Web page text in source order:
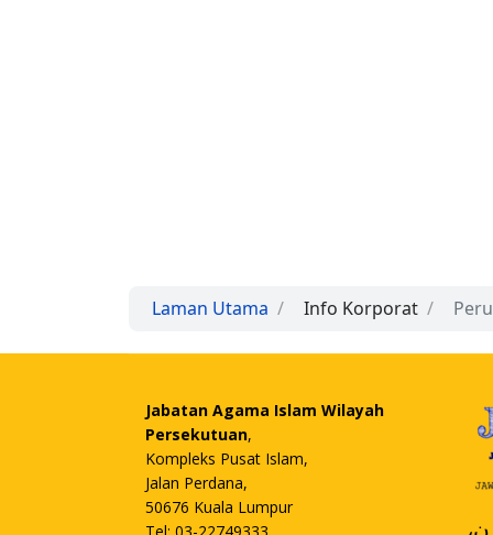
Laman Utama Info Korporat
Jabatan Agama Islam Wilayah
Persekutuan,
Kompleks Pusat Islam,
Jalan Perdana,
50676 Kuala Lumpur